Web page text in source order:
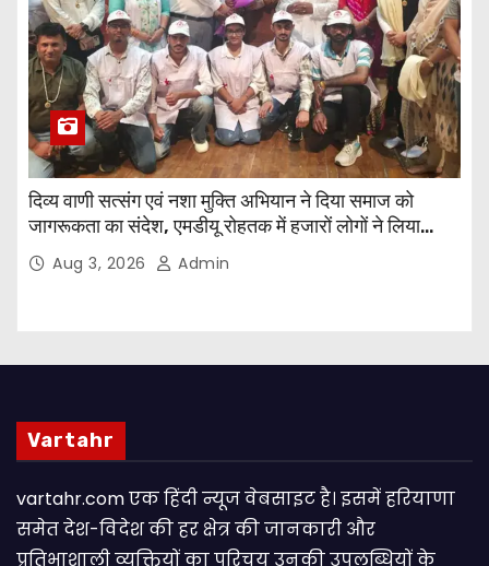
दिव्य वाणी सत्संग एवं नशा मुक्ति अभियान ने दिया समाज को
जागरूकता का संदेश, एमडीयू रोहतक में हजारों लोगों ने लिया
संकल्पAug 3, 2026 Admin
Vartahr
vartahr.com एक हिंदी न्यूज वेबसाइट है। इसमें हरियाणा
समेत देश-विदेश की हर क्षेत्र की जानकारी और
प्रतिभाशाली व्यक्तियों का परिचय उनकी उपलब्धियों के